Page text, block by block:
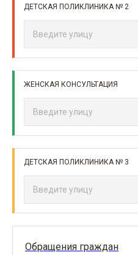
ДЕТСКАЯ ПОЛИКЛИНИКА № 2
ЖЕНСКАЯ КОНСУЛЬТАЦИЯ
ДЕТСКАЯ ПОЛИКЛИНИКА № 3
Обращения граждан